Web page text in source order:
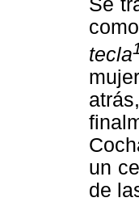
tecla
un
de